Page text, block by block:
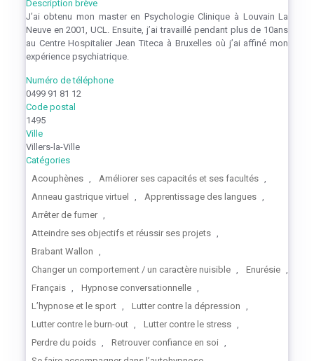
Description brève
J’ai obtenu mon master en Psychologie Clinique à Louvain La
Neuve en 2001, UCL. Ensuite, j’ai travaillé pendant plus de 10ans
au Centre Hospitalier Jean Titeca à Bruxelles où j’ai affiné mon
expérience psychiatrique.
Numéro de téléphone
0499 91 81 12
Code postal
1495
Ville
Villers-la-Ville
Catégories
Acouphènes , Améliorer ses capacités et ses facultés ,
Anneau gastrique virtuel
, Apprentissage des langues ,
Arrêter de fumer ,
Atteindre ses objectifs et réussir ses projets ,
Brabant Wallon ,
Changer un comportement / un caractère nuisible , Enurésie ,
Français , Hypnose conversationnelle ,
L’hypnose et le sport , Lutter contre la dépression ,
Lutter contre le burn-out , Lutter contre le stress ,
Perdre du poids , Retrouver confiance en soi ,